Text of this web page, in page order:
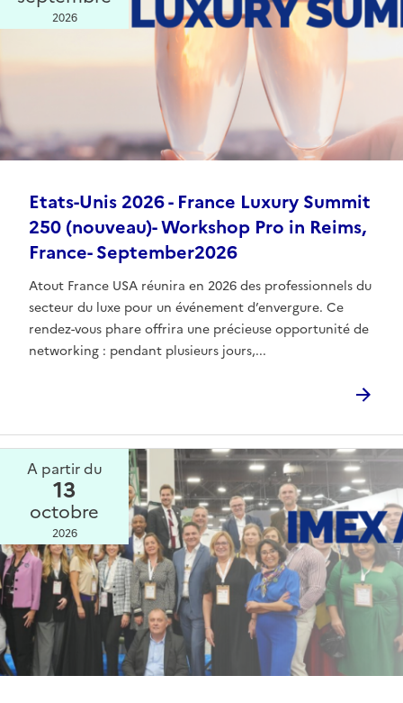
Etats-Unis 2026 - France Luxury Summit
250 (nouveau)- Workshop Pro in Reims,
France- September2026
Atout France USA réunira en 2026 des professionnels du
secteur du luxe pour un événement d’envergure. Ce
rendez-vous phare offrira une précieuse opportunité de
networking : pendant plusieurs jours,...
2026
A partir du
13
octobre
2026